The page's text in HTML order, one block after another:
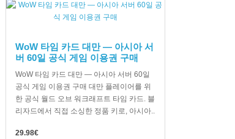
WoW 타임 카드 대만 — 아시아 서
버 60일 공식 게임 이용권 구매
WoW 타임 카드 대만 — 아시아 서버 60일
공식 게임 이용권 구매 대만 플레이어를 위
한 공식 월드 오브 워크래프트 타임 카드. 블
리자드에서 직접 소싱한 정품 키로, 아시아..
29.98€